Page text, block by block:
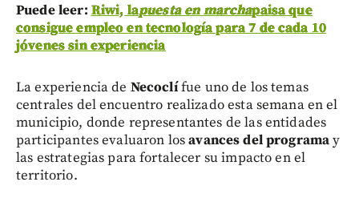
Puede leer: Riwi, lapuesta en marchapaisa que
consigue empleo en tecnología para 7 de cada 10
jóvenes sin experiencia
La experiencia de Necoclífue uno de los temas
centrales del encuentro realizado esta semana en el
municipio, donde representantes de las entidades
participantes evaluaron losavances del programay
las estrategias para fortalecer su impacto en el
territorio.